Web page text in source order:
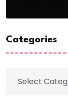
Categories